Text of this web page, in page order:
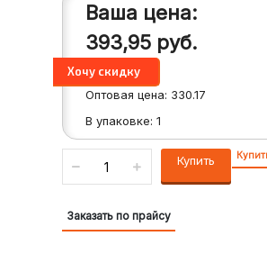
Ваша цена:
393,95 руб.
Оптовая цена: 330.17
В упаковке: 1
Купить
Заказать по прайсу